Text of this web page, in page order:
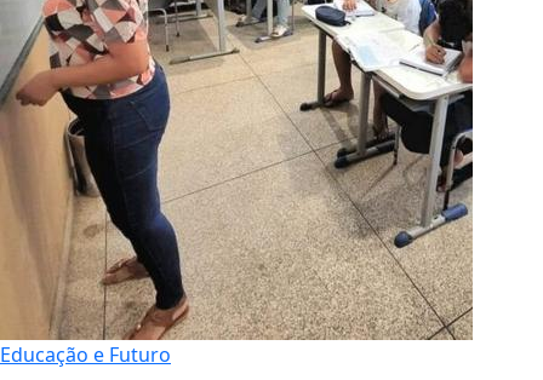
Educação e Futuro